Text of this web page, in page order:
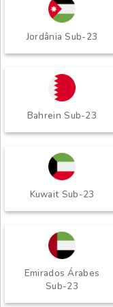
Jordânia Sub-23
Bahrein Sub-23
Kuwait Sub-23
Emirados Árabes
Sub-23